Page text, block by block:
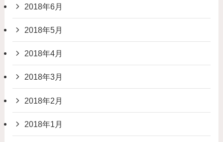
2018年6月
2018年5月
2018年4月
2018年3月
2018年2月
2018年1月